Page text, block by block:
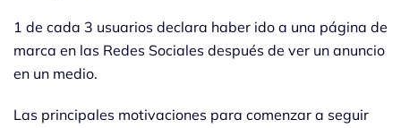
1 de cada 3 usuarios declara haber ido a una página de
marca en las Redes Sociales después de ver un anuncio
en un medio.
Las principales motivaciones para comenzar a seguir